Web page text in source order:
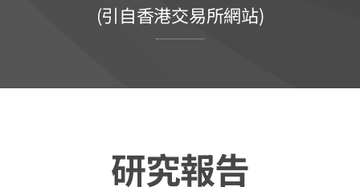
(引自香港交易所網站)
研究報告